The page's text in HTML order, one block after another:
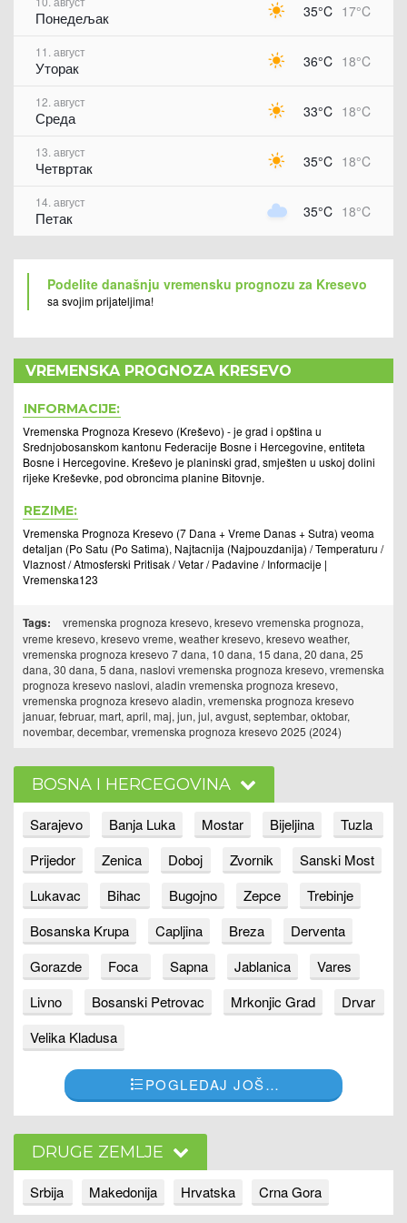
Понедељак 35°C 17°C
11. август
Уторак 36°C 18°C
12. август
Среда 33°C 18°C
13. август
Четвртак 35°C 18°C
14. август
Петак 35°C 18°C
Podelite današnju vremensku prognozu za Kresevo
sa svojim prijateljima!
VREMENSKA PROGNOZA KRESEVO
INFORMACIJE:
Vremenska Prognoza Kresevo (Kreševo) - je grad i opština u
Srednjobosanskom kantonu Federacije Bosne i Hercegovine, entiteta
Bosne i Hercegovine. Kreševo je planinski grad, smješten u uskoj dolini
rijeke Kreševke, pod obroncima planine Bitovnje.
REZIME:
Vremenska Prognoza Kresevo (7 Dana + Vreme Danas + Sutra) veoma
detaljan (Po Satu (Po Satima), Najtacnija (Najpouzdanija) / Temperaturu /
Vlaznost / Atmosferski Pritisak / Vetar / Padavine / Informacije |
Vremenska123
Tags:
vremenska prognoza kresevo, kresevo vremenska prognoza,
vreme kresevo, kresevo vreme, weather kresevo, kresevo weather,
vremenska prognoza kresevo 7 dana, 10 dana, 15 dana, 20 dana, 25
dana, 30 dana, 5 dana, naslovi vremenska prognoza kresevo, vremenska
prognoza kresevo naslovi, aladin vremenska prognoza kresevo,
vremenska prognoza kresevo aladin, vremenska prognoza kresevo
januar, februar, mart, april, maj, jun, jul, avgust, septembar, oktobar,
novembar, decembar, vremenska prognoza kresevo 2025 (2024)
BOSNA I HERCEGOVINA
Sarajevo Banja Luka Mostar Bijeljina
Tuzla
Prijedor
Zenica Doboj Zvornik
Sanski Most
Lukavac
Bihac Bugojno Zepce
Trebinje
Bosanska Krupa
Capljina Breza
Derventa
Gorazde
Foca Sapna Jablanica
Vares
Livno
Bosanski Petrovac Mrkonjic Grad
Drvar
Velika Kladusa
POGLEDAJ JOŠ…
DRUGE ZEMLJE
Srbija Makedonija Hrvatska Crna Gora